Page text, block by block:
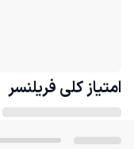
امتیاز کلی فریلنسر